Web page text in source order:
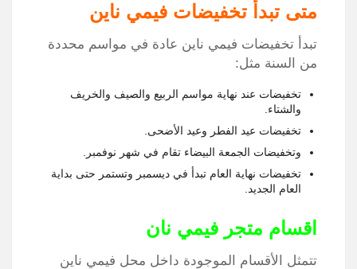
متى تبدأ تخفيضات فيمي ناين
تبدأ تخفيضات فيمي ناين عادة في مواسم محددة
من السنة مثل:
تخفيضات عند نهاية مواسم الربيع والصيف والخريف
والشتاء.
تخفيضات عيد الفطر وعيد الأضحى.
وتخفيضات الجمعة البيضاء تقام في شهر نوفمبر.
تخفيضات نهاية العام تبدأ في ديسمبر وتستمر حتى بداية
العام الجديد.
اقسام متجر فيمي نان
تتمثل الأقسام الموجودة داخل محل فيمي ناين